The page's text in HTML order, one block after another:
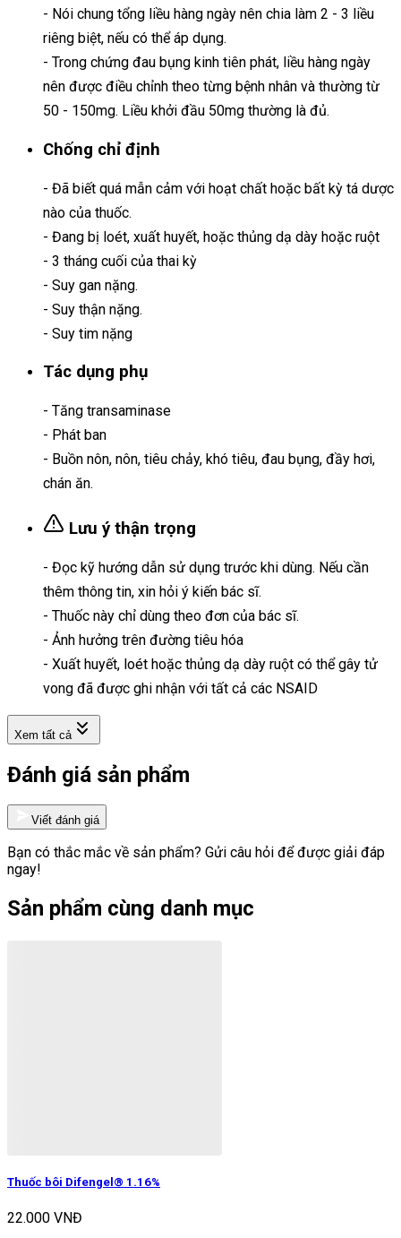
- Nói chung tổng liều hàng ngày nên chia làm 2 - 3 liều
riêng biệt, nếu có thể áp dụng.
- Trong chứng đau bụng kinh tiên phát, liều hàng ngày
nên được điều chỉnh theo từng bệnh nhân và thường từ
50 - 150mg. Liều khởi đầu 50mg thường là đủ.
Chống chỉ định
- Đã biết quá mẫn cảm với hoạt chất hoặc bất kỳ tá dược
nào của thuốc.
- Đang bị loét, xuất huyết, hoặc thủng dạ dày hoặc ruột
- 3 tháng cuối của thai kỳ
- Suy gan nặng.
- Suy thận nặng.
- Suy tim nặng
Tác dụng phụ
- Tăng transaminase
- Phát ban
- Buồn nôn, nôn, tiêu chảy, khó tiêu, đau bụng, đầy hơi,
chán ăn.
Lưu ý thận trọng
- Đọc kỹ hướng dẫn sử dụng trước khi dùng. Nếu cần
thêm thông tin, xin hỏi ý kiến bác sĩ.
- Thuốc này chỉ dùng theo đơn của bác sĩ.
- Ảnh hưởng trên đường tiêu hóa
- Xuất huyết, loét hoặc thủng dạ dày ruột có thể gây tử
vong đã được ghi nhận với tất cả các NSAID
Xem tất cả
Đánh giá sản phẩm
Viết đánh giá
Bạn có thắc mắc về sản phẩm? Gửi câu hỏi để được giải đáp
ngay!
Sản phẩm cùng danh mục
Thuốc bôi Difengel® 1.16%
22.000 VNĐ